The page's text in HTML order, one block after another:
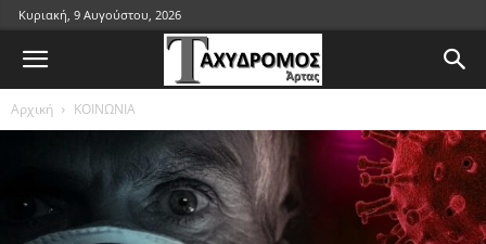
Κυριακή, 9 Αυγούστου, 2026
Αρχική ΚΟΙΝΩΝΙΑ